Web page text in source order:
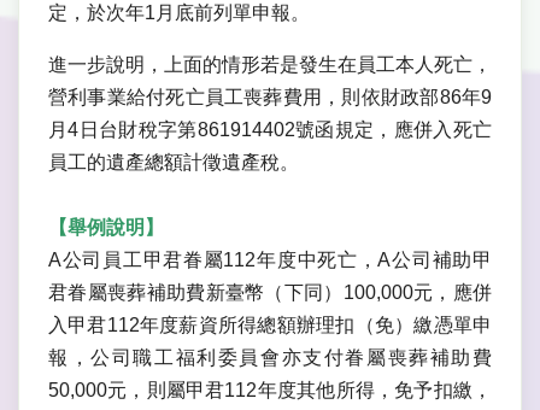
定，於次年1月底前列單申報。
進一步說明，上面的情形若是發生在員工本人死亡，
營利事業給付死亡員工喪葬費用，則依財政部86年9
月4日台財稅字第861914402號函規定，應併入死亡
員工的遺產總額計徵遺產稅。
【舉例說明】
A公司員工甲君眷屬112年度中死亡，A公司補助甲
君眷屬喪葬補助費新臺幣（下同）100,000元，應併
入甲君112年度薪資所得總額辦理扣（免）繳憑單申
報，公司職工福利委員會亦支付眷屬喪葬補助費
50,000元，則屬甲君112年度其他所得，免予扣繳，